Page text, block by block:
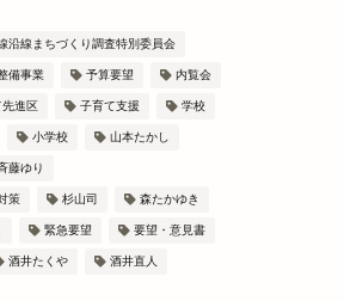
沿線まちづくり調査特別委員会
備事業 予算要望 内覧会
進区 子育て支援 学校
小学校 山本たかし
藤ゆり
策 杉山司 森たかゆき
緊急要望 要望・意見書
酒井たくや 酒井直人